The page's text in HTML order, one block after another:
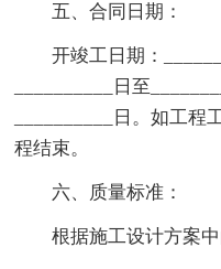
五、合同日期：
开竣工日期：
__________日至
__________日。如工
程结束。
六、质量标准：
根据施工设计方案中